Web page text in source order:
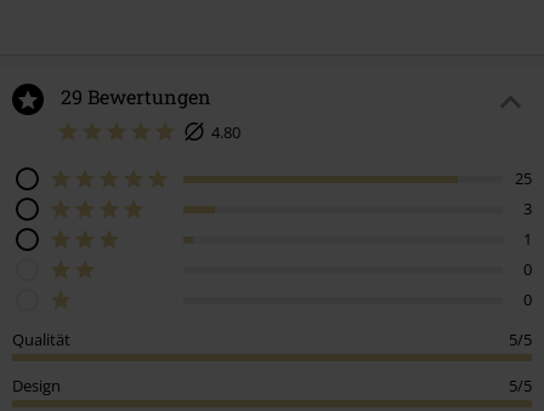
29 Bewertungen
4.80
25
3
1
0
0
Qualität
5/5
Design 5/5